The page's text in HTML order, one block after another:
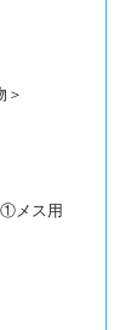
＞
①メス用